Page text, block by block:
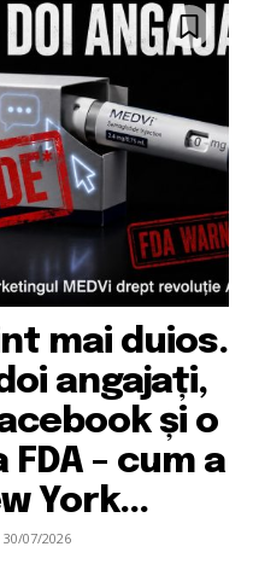
mai duios.
angajați,
și o
– cum a
York...
30/07/2026